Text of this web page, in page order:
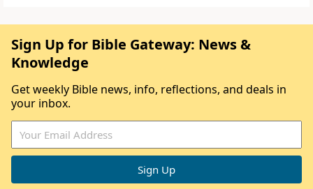
Sign Up for Bible Gateway: News &
Knowledge
Get weekly Bible news, info, reflections, and deals in
your inbox.